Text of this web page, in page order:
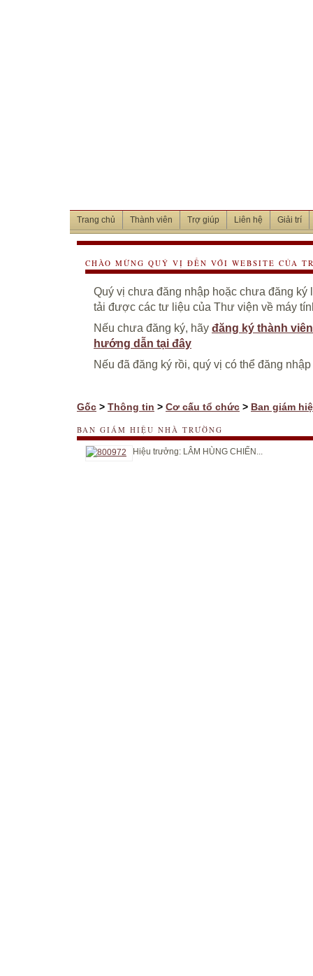
Trang chủ Thành viên Trợ giúp Liên hệ Giải trí
CHÀO MỪNG QUÝ VỊ ĐẾN VỚI WEBSITE CỦA
Quý vị chưa đăng nhập hoặc chưa đăng ký
tải được các tư liệu của Thư viện về máy
Nếu chưa đăng ký, hãy đăng ký thành
hướng dẫn tại đây
Nếu đã đăng ký rồi, quý vị có thể đăng
Gốc > Thông tin > Cơ cấu tổ chức > Ban giám
BAN GIÁM HIỆU NHÀ TRƯỜNG
Hiệu trưởng: LÂM HÙNG CHIẾN...